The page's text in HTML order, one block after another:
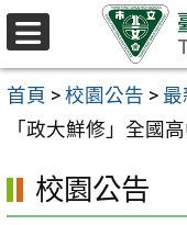
跳至主要內容區
首頁 > 校園公告 > 最
「政大鮮修」全國
校園公告
選
單